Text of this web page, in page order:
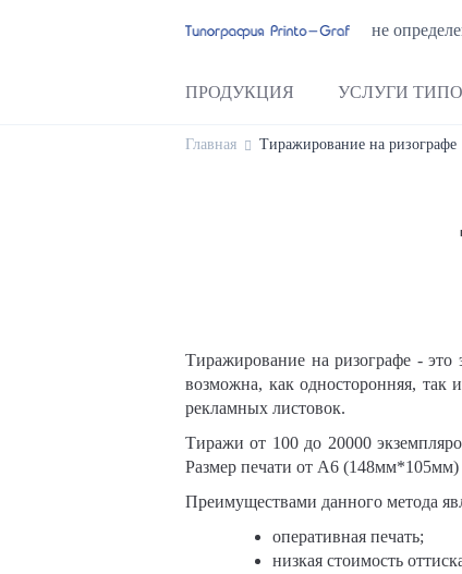
не
ПРОДУКЦИЯ УСЛУГИ
Главная Тиражирование на ризографе
Тиражирование на ризографе - это
возможна, как односторонняя, так
рекламных листовок.
Тиражи от 100 до 20000
Размер печати от А6
Преимуществами данного метода
оперативная печать;
низкая стоимость